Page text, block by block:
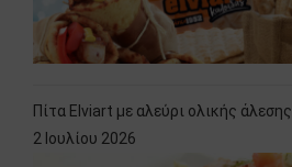
Πίτα Elviart με αλεύρι ολικής άλεσης
2 Ιουλίου 2026